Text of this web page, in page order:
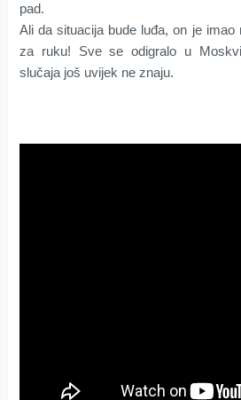
pad.
Ali da situacija bude luđa, on je imao
za ruku! Sve se odigralo u
slučaja još uvijek ne znaju.